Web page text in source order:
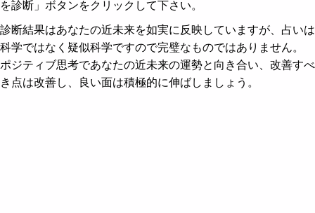
を診断」ボタンをクリックして下さい。
診断結果はあなたの近未来を如実に反映していますが、占いは
科学ではなく疑似科学ですので完璧なものではありません。
ポジティブ思考であなたの近未来の運勢と向き合い、改善すべ
き点は改善し、良い面は積極的に伸ばしましょう。